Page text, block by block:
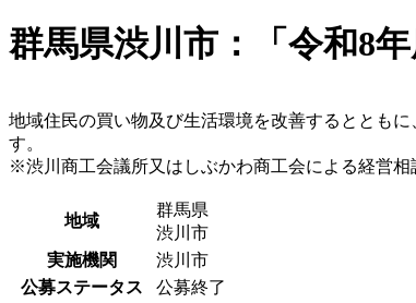
群馬県渋川市：「令和8
地域住民の買い物及び生活環境を改善するととも
す。
※渋川商工会議所又はしぶかわ商工会による経営相
地域
群馬県
渋川市
実施機関
渋川市
公募ステータス
公募終了